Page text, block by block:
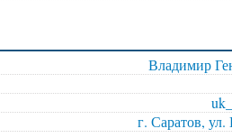
Владимир
г. Саратов, ул.